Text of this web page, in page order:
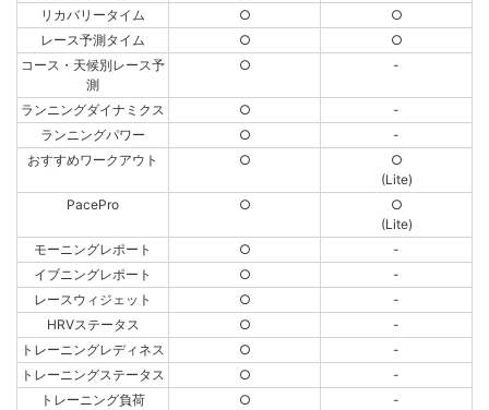
リカバリータイム
○
○
レース予測タイム
○
○
コース・天候別レース予
測
○ -
ランニングダイナミクス ○
-
ランニングパワー
○
-
おすすめワークアウト
○
○
(Lite)
PacePro
○
○
(Lite)
モーニングレポート
○
-
イブニングレポート
○
-
レースウィジェット
○
-
HRVステータス
○
-
トレーニングレディネス
○
-
トレーニングステータス
○
-
トレーニング負荷
○
-